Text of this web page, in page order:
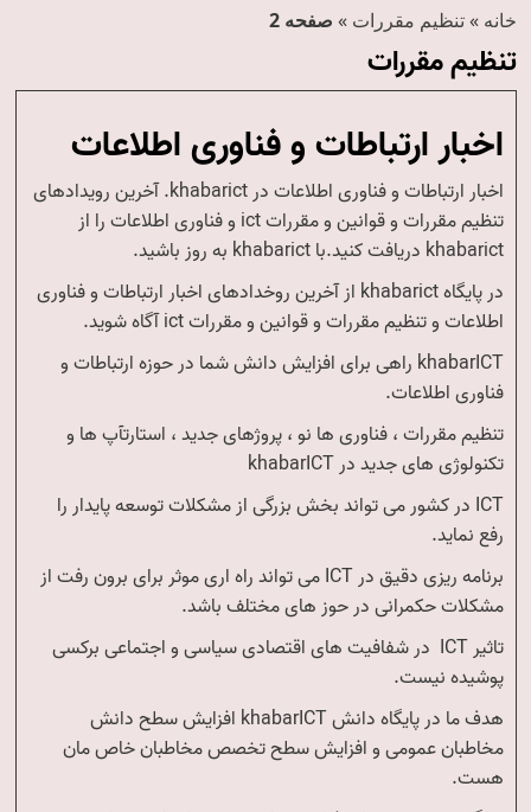
خانه »تنظیم مقررات » صفحه 2
تنظیم مقررات
اخبار ارتباطات و فناوری اطلاعات
اخبار ارتباطات و فناوری اطلاعات در khabarict. آخرین رویدادهای
تنظیم مقررات و قوانین و مقررات ict و فناوری اطلاعات را از
khabarict دریافت کنید.با khabarict به روز باشید.
در پایگاه khabarict از آخرین روخدادهای اخبار ارتباطات و فناوری
اطلاعات و تنظیم مقررات و قوانین و مقررات ict آگاه شوید.
khabarICT راهی برای افزایش دانش شما در حوزه ارتباطات و
فناوری اطلاعات.
تنظیم مقررات ، فناوری ها نو ، پروژهای جدید ، استارتآپ ها و
تکنولوژی های جدید در khabarICT
ICT در کشور می تواند بخش بزرگی از مشکلات توسعه پایدار را
رفع نماید.
برنامه ریزی دقیق در ICT می تواند راه اری موثر برای برون رفت از
مشکلات حکمرانی در حوز های مختلف باشد.
تاثیر ICT در شفافیت های اقتصادی سیاسی و اجتماعی برکسی
پوشیده نیست.
هدف ما در پایگاه دانش khabarICT افزایش سطح دانش
مخاطبان عمومی و افزایش سطح تخصص مخاطبان خاص مان
هست.